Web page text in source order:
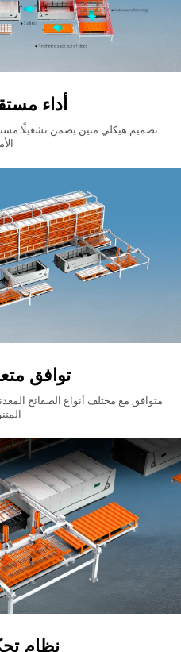
أداء
تصميم هيكلي متين يضمن تشغيلًا
توافق
متوافق مع مختلف أنواع الصفائح
نظام